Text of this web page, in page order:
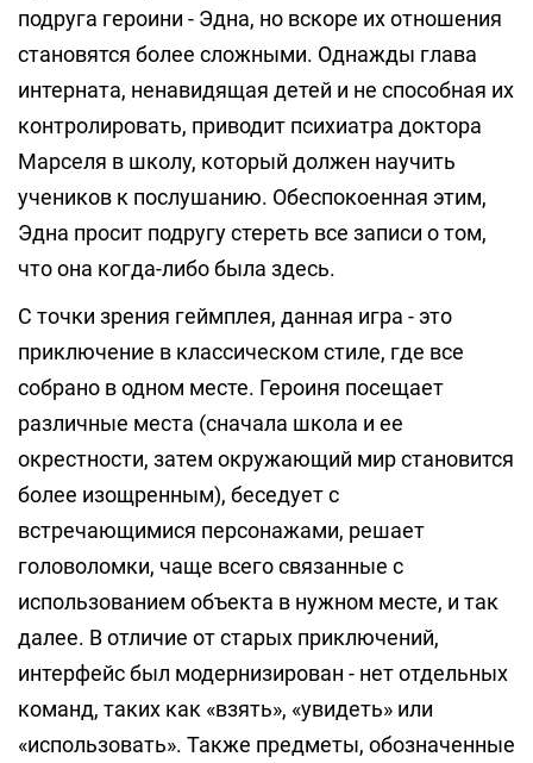
подруга героини - Эдна, но вскоре их отношения
становятся более сложными. Однажды глава
интерната, ненавидящая детей и не способная их
контролировать, приводит психиатра доктора
Марселя в школу, который должен научить
учеников к послушанию. Обеспокоенная этим,
Эдна просит подругу стереть все записи о том,
что она когда-либо была здесь.
С точки зрения геймплея, данная игра - это
приключение в классическом стиле, где все
собрано в одном месте. Героиня посещает
различные места (сначала школа и ее
окрестности, затем окружающий мир становится
более изощренным), беседует с
встречающимися персонажами, решает
головоломки, чаще всего связанные с
использованием объекта в нужном месте, и так
далее. В отличие от старых приключений,
интерфейс был модернизирован - нет отдельных
команд, таких как «взять», «увидеть» или
«использовать». Также предметы, обозначенные